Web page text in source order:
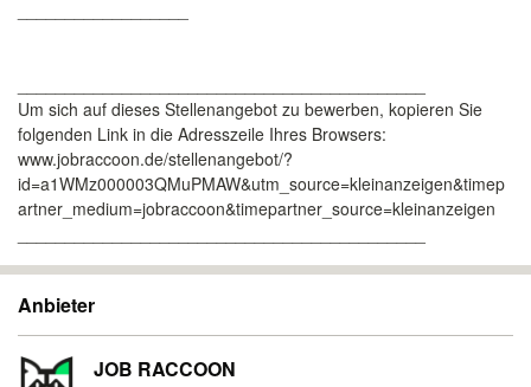
Um sich auf dieses Stellenangebot zu bewerben, kopieren Sie
folgenden Link in die Adresszeile Ihres Browsers:
www.jobraccoon.de/stellenangebot/?
id=a1WMz000003QMuPMAW&utm_source=kleinanzeigen&timep
artner_medium=jobraccoon&timepartner_source=kleinanzeigen
Anbieter
JOB RACCOON